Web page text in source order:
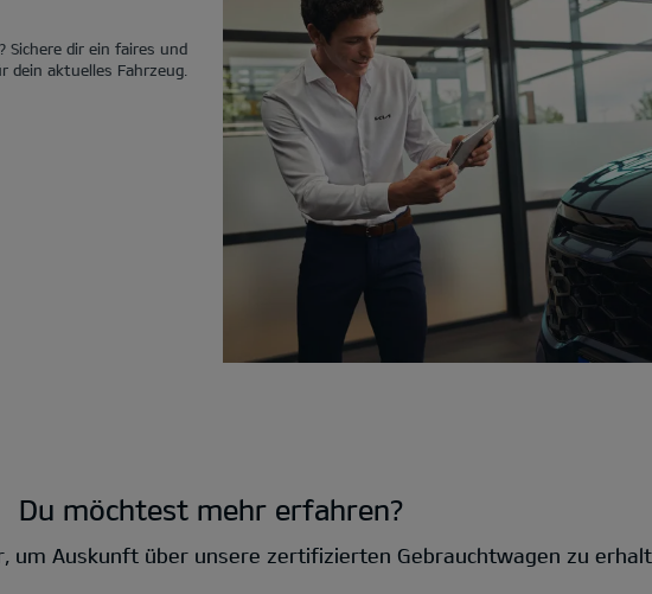
Sichere dir ein faires und
dein aktuelles Fahrzeug.
Du möchtest mehr erfahren?
um Auskunft über unsere zertifizierten Gebrauchtwagen zu